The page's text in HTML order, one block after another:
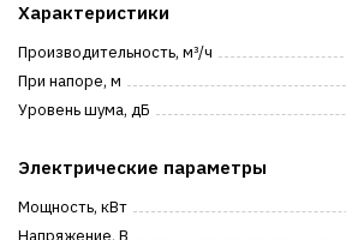
Характеристики
Производительность, м³/ч
При напоре, м
Уровень шума, дБ
Электрические параметры
Мощность, кВт
Напряжение, В